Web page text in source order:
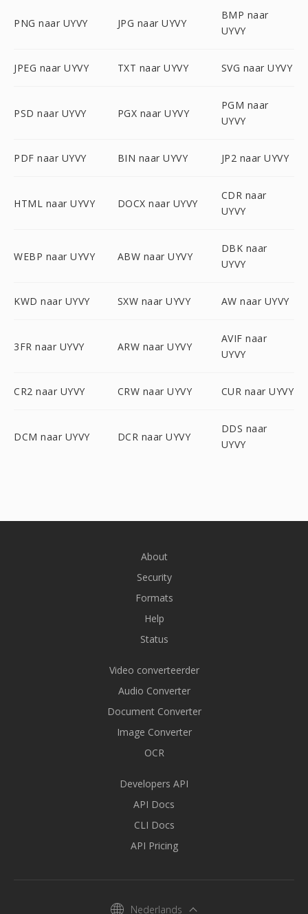
PNG naar UYVY JPG naar UYVY
BMP naar
UYVY
JPEG naar UYVY TXT naar UYVY SVG naar UYVY
PSD naar UYVY PGX naar UYVY
PGM naar
UYVY
PDF naar UYVY BIN naar UYVY JP2 naar UYVY
HTML naar UYVY DOCX naar UYVY
CDR naar
UYVY
WEBP naar UYVY ABW naar UYVY
DBK naar
UYVY
KWD naar UYVY SXW naar UYVY AW naar UYVY
3FR naar UYVY ARW naar UYVY
AVIF naar
UYVY
CR2 naar UYVY CRW naar UYVY CUR naar UYVY
DCM naar UYVY DCR naar UYVY
DDS naar
UYVY
About
Security
Formats
Help
Status
Video converteerder
Audio Converter
Document Converter
Image Converter
OCR
Developers API
API Docs
CLI Docs
API Pricing
Nederlands